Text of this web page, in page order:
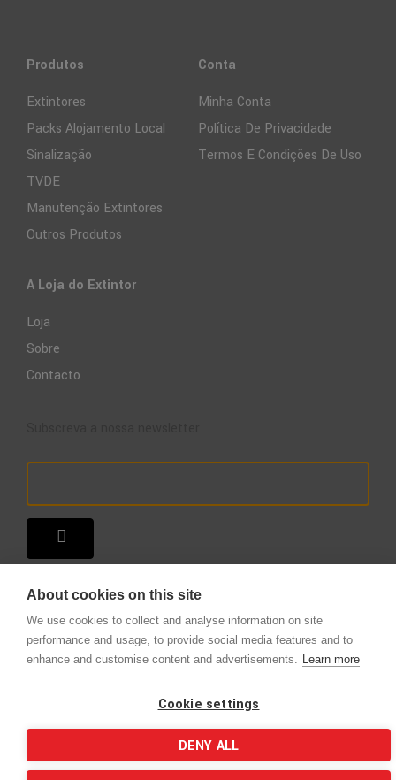
Produtos
Extintores
Packs Alojamento Local
Sinalização
TVDE
Manutenção Extintores
Outros Produtos
Conta
Minha Conta
Política De Privacidade
Termos E Condições De Uso
A Loja do Extintor
Loja
Sobre
Contacto
Copyright © 2025 – A Loja do Extintor .Todos os direitos reservados.
About cookies on this site
We use cookies to collect and analyse information on site
performance and usage, to provide social media features and to
enhance and customise content and advertisements. Learn more
Cookie settings
DENY ALL